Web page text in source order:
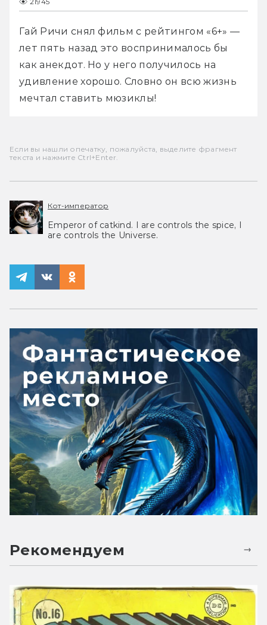
Гай Ричи снял фильм с рейтингом «6+» —
лет пять назад это воспринималось бы
как анекдот. Но у него получилось на
удивление хорошо. Словно он всю жизнь
мечтал ставить мюзиклы!
Если вы нашли опечатку, пожалуйста, выделите фрагмент
текста и нажмите Ctrl+Enter.
Кот-император
Emperor of catkind. I are controls the spice, I
are controls the Universe.
Рекомендуем